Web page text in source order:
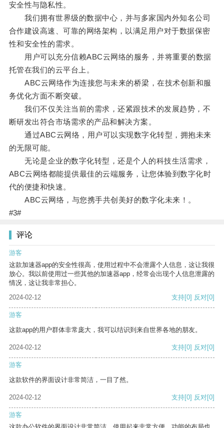
安全性与隐私性。
我们拥有世界级的数据中心，并与多家国内外知名公司
合作建设高速、可靠的网络架构，以满足用户对于数据保密
性和安全性的需求。
用户可以充分信赖ABC云网络的服务，并将重要的数据
托管在我们的云平台上。
ABC云网络作为连接您与未来的桥梁，在技术创新和服
务优化方面不断突破。
我们不仅关注当前的需求，还紧跟技术的发展趋势，不
断研发出符合市场需求的产品和解决方案。
通过ABC云网络，用户可以实现数字化转型，拥抱未来
的无限可能。
无论是企业的数字化转型，还是个人的科技生活需求，
ABC云网络都能提供最佳的云端服务，让您体验到数字化时
代的便捷和快速。
ABC云网络，与您携手共创美好的数字化未来！。
#3#
评论
游客
这款加速器app的安全性很高，使用过程中不会泄露个人信息，这让我很
放心。我以前使用过一些其他的加速器app，经常会出现个人信息泄露的
情况，这让我非常担心。
2024-02-12
支持[0] 反对[0]
游客
这款app的用户群体非常庞大，我可以结识到来自世界各地的朋友。
2024-02-12 支持[0] 反对[0]
游客
这款软件的界面设计非常简洁，一目了然。
2024-02-12 支持[0] 反对[0]
游客